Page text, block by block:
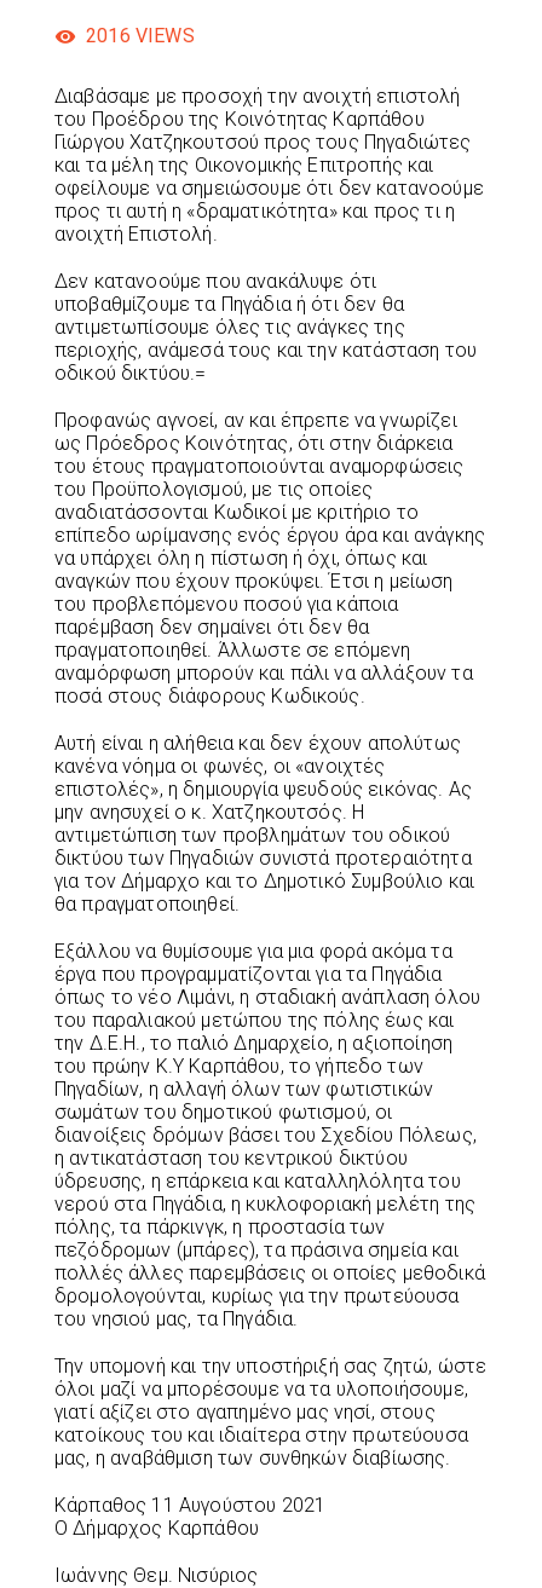
2016 VIEWS
Διαβάσαμε με προσοχή την ανοιχτή επιστολή
του Προέδρου της Κοινότητας Καρπάθου
Γιώργου Χατζηκουτσού προς τους Πηγαδιώτες
και τα μέλη της Οικονομικής Επιτροπής και
οφείλουμε να σημειώσουμε ότι δεν κατανοούμε
προς τι αυτή η «δραματικότητα» και προς τι η
ανοιχτή Επιστολή.
Δεν κατανοούμε που ανακάλυψε ότι
υποβαθμίζουμε τα Πηγάδια ή ότι δεν θα
αντιμετωπίσουμε όλες τις ανάγκες της
περιοχής, ανάμεσά τους και την κατάσταση του
οδικού δικτύου.=
Προφανώς αγνοεί, αν και έπρεπε να γνωρίζει
ως Πρόεδρος Κοινότητας, ότι στην διάρκεια
του έτους πραγματοποιούνται αναμορφώσεις
του Προϋπολογισμού, με τις οποίες
αναδιατάσσονται Κωδικοί με κριτήριο το
επίπεδο ωρίμανσης ενός έργου άρα και ανάγκης
να υπάρχει όλη η πίστωση ή όχι, όπως και
αναγκών που έχουν προκύψει. Έτσι η μείωση
του προβλεπόμενου ποσού για κάποια
παρέμβαση δεν σημαίνει ότι δεν θα
πραγματοποιηθεί. Άλλωστε σε επόμενη
αναμόρφωση μπορούν και πάλι να αλλάξουν τα
ποσά στους διάφορους Κωδικούς.
Αυτή είναι η αλήθεια και δεν έχουν απολύτως
κανένα νόημα οι φωνές, οι «ανοιχτές
επιστολές», η δημιουργία ψευδούς εικόνας. Ας
μην ανησυχεί ο κ. Χατζηκουτσός. Η
αντιμετώπιση των προβλημάτων του οδικού
δικτύου των Πηγαδιών συνιστά προτεραιότητα
για τον Δήμαρχο και το Δημοτικό Συμβούλιο και
θα πραγματοποιηθεί.
Εξάλλου να θυμίσουμε για μια φορά ακόμα τα
έργα που προγραμματίζονται για τα Πηγάδια
όπως το νέο Λιμάνι, η σταδιακή ανάπλαση όλου
του παραλιακού μετώπου της πόλης έως και
την Δ.Ε.Η., το παλιό Δημαρχείο, η αξιοποίηση
του πρώην Κ.Υ Καρπάθου, το γήπεδο των
Πηγαδίων, η αλλαγή όλων των φωτιστικών
σωμάτων του δημοτικού φωτισμού, οι
διανοίξεις δρόμων βάσει του Σχεδίου Πόλεως,
η αντικατάσταση του κεντρικού δικτύου
ύδρευσης, η επάρκεια και καταλληλόλητα του
νερού στα Πηγάδια, η κυκλοφοριακή μελέτη της
πόλης, τα πάρκινγκ, η προστασία των
πεζόδρομων (μπάρες), τα πράσινα σημεία και
πολλές άλλες παρεμβάσεις οι οποίες μεθοδικά
δρομολογούνται, κυρίως για την πρωτεύουσα
του νησιού μας, τα Πηγάδια.
Την υπομονή και την υποστήριξή σας ζητώ, ώστε
όλοι μαζί να μπορέσουμε να τα υλοποιήσουμε,
γιατί αξίζει στο αγαπημένο μας νησί, στους
κατοίκους του και ιδιαίτερα στην πρωτεύουσα
μας, η αναβάθμιση των συνθηκών διαβίωσης.
Κάρπαθος 11 Αυγούστου 2021
Ο Δήμαρχος Καρπάθου
Ιωάννης Θεμ. Νισύριος